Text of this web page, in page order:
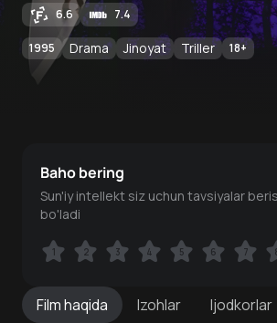
6.6 7.4
1995 Drama Jinoyat Triller 18+
Filmhaqida Izohlar Ijodkorlar
Baho bering
Sun'iy intellekt siz uchun tavsiyalar
bo'ladi
1 2 3 4 5 6 7
1 2 3 4 5 6 7